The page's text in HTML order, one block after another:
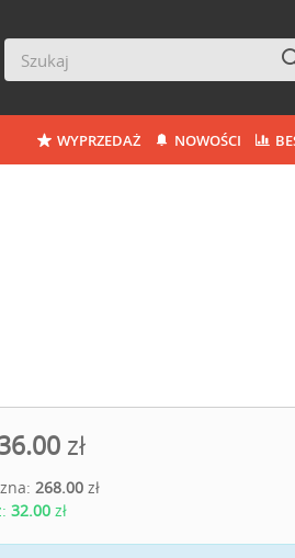
WYPRZEDAŻ NOWOŚCI
zł
268.00zł
32.00zł